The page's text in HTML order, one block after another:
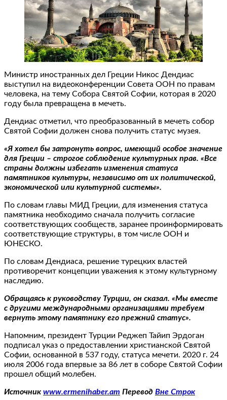
Министр иностранных дел Греции Никос Дендиас
выступил на видеоконференции Совета ООН по правам
человека, на тему Собора Святой Софии, которая в 2020
году была превращена в мечеть.
Дендиас отметил, что преобразованный в мечеть собор
Святой Софии должен снова получить статус музея.
«Я хотел бы затронуть вопрос, имеющий особое значение
для Греции – строгое соблюдение культурных прав. «Все
страны должны избегать изменения статуса
памятников культуры, независимо от их политической,
экономической или культурной системы».
По словам главы МИД Греции, для изменения статуса
памятника необходимо сначала получить согласие
соответствующих сообществ, заранее проинформировать
соответствующие структуры, в том числе ООН и
ЮНЕСКО.
По словам Дендиаса, решение турецких властей
противоречит концепции уважения к этому культурному
наследию.
Обращаясь к руководству Турции, он сказал. «Мы вместе
с другими международными организациями требуем
вернуть этому памятнику его прежний статус».
Напомним, президент Турции Реджеп Тайип Эрдоган
подписал указ о предоставлении христианской Святой
Софии, основанной в 537 году, статуса мечети. 2020 г. 24
июля 2006 года впервые за 86 лет в соборе Святой Софии
прошел общий молебен.
Источник www.ermenihaber.am Перевод Вне Строк